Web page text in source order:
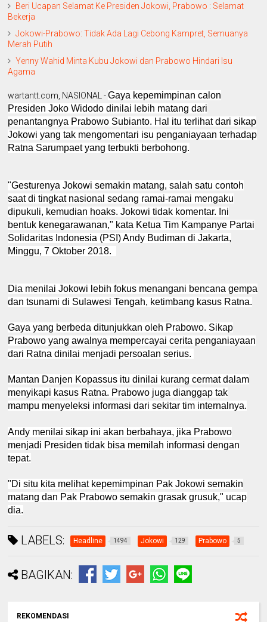
Beri Ucapan Selamat Ke Presiden Jokowi, Prabowo : Selamat
Bekerja
Jokowi-Prabowo: Tidak Ada Lagi Cebong Kampret, Semuanya
Merah Putih
Yenny Wahid Minta Kubu Jokowi dan Prabowo Hindari Isu
Agama
wartantt.com, NASIONAL -Gaya kepemimpinan calon
Presiden Joko Widodo dinilai lebih matang dari
penantangnya Prabowo Subianto. Hal itu terlihat dari sikap
Jokowi yang tak mengomentari isu penganiayaan terhadap
Ratna Sarumpaet yang terbukti berbohong.
"Gesturenya Jokowi semakin matang, salah satu contoh
saat di tingkat nasional sedang ramai-ramai mengaku
dipukuli, kemudian hoaks. Jokowi tidak komentar. Ini
bentuk kenegarawanan," kata Ketua Tim Kampanye Partai
Solidaritas Indonesia (PSI) Andy Budiman di Jakarta,
Minggu, 7 Oktober 2018.
Dia menilai Jokowi lebih fokus menangani bencana gempa
dan tsunami di Sulawesi Tengah, ketimbang kasus Ratna.
Gaya yang berbeda ditunjukkan oleh Prabowo. Sikap
Prabowo yang awalnya mempercayai cerita penganiayaan
dari Ratna dinilai menjadi persoalan serius.
Mantan Danjen Kopassus itu dinilai kurang cermat dalam
menyikapi kasus Ratna. Prabowo juga dianggap tak
mampu menyeleksi informasi dari sekitar tim internalnya.
Andy menilai sikap ini akan berbahaya, jika Prabowo
menjadi Presiden tidak bisa memilah informasi dengan
tepat.
"Di situ kita melihat kepemimpinan Pak Jokowi semakin
matang dan Pak Prabowo semakin grasak grusuk," ucap
dia.
LABELS: Headline 1494 Jokowi 129 Prabowo 5
BAGIKAN:
REKOMENDASI